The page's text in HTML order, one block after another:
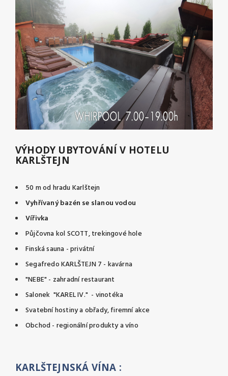
VÝHODY UBYTOVÁNÍ V HOTELU
KARLŠTEJN
50 m od hradu Karlštejn
Vyhřívaný bazén se slanou vodou
Vířivka
Půjčovna kol SCOTT, trekingové hole
Finská sauna - privátní
Segafredo KARLŠTEJN 7 - kavárna
"NEBE" - zahradní restaurant
Salonek "KAREL IV." - vinotéka
Svatební hostiny a obřady, firemní akce
Obchod - regionální produkty a víno
KARLŠTEJNSKÁ VÍNA :